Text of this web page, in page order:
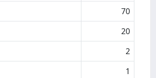
70
20
2
1